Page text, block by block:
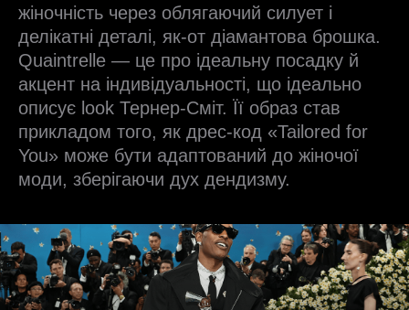
жіночність через облягаючий силует і
делікатні деталі, як-от діамантова брошка.
Quaintrelle — це про ідеальну посадку й
акцент на індивідуальності, що ідеально
описує look Тернер-Сміт. Її образ став
прикладом того, як дрес-код «Tailored for
You» може бути адаптований до жіночої
моди, зберігаючи дух дендизму.